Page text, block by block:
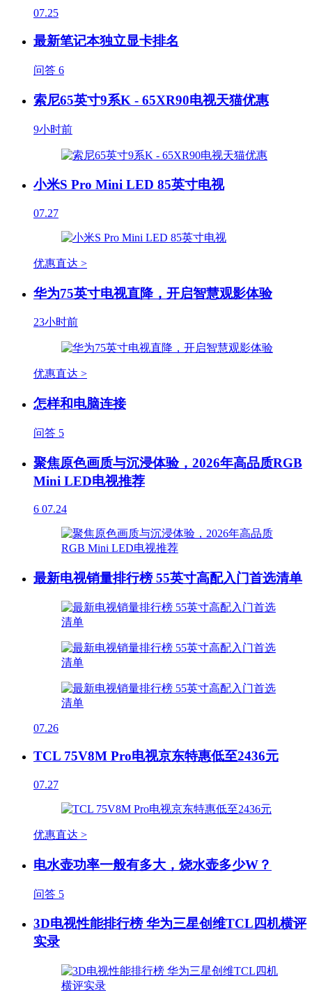
07.25
最新笔记本独立显卡排名
问答 6
索尼65英寸9系K - 65XR90电视天猫优惠
9小时前
小米S Pro Mini LED 85英寸电视
07.27
优惠直达 >
华为75英寸电视直降，开启智慧观影体验
23小时前
优惠直达 >
怎样和电脑连接
问答 5
聚焦原色画质与沉浸体验，2026年高品质RGB
Mini LED电视推荐
6 07.24
最新电视销量排行榜 55英寸高配入门首选清单
07.26
TCL 75V8M Pro电视京东特惠低至2436元
07.27
优惠直达 >
电水壶功率一般有多大，烧水壶多少W？
问答 5
3D电视性能排行榜 华为三星创维TCL四机横评
实录